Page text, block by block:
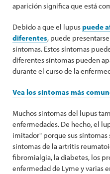
aparición significa que está
Debido a que el lupuspuede
diferentes, puede
síntomas. Estos síntomas
diferentes síntomas pueden
durante el curso de la
Vea los síntomas más
Muchos síntomas del lupus
enfermedades. De hecho, el
imitador" porque sus síntomas
síntomas de la artritis
fibromialgia, la diabetes, los
enfermedad de Lyme y varias